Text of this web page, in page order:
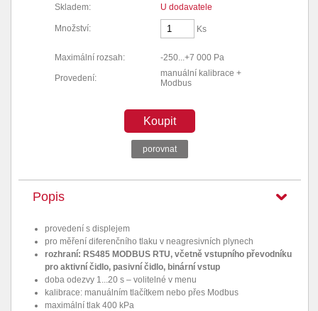
Skladem:
U dodavatele
Množství: Ks
Maximální rozsah: -250...+7 000 Pa
Provedení:
manuální kalibrace +
Modbus
Koupit
porovnat
Popis
provedení s displejem
pro měření diferenčního tlaku v neagresivních plynech
rozhraní: RS485 MODBUS RTU, včetně vstupního převodníku
pro aktivní čidlo, pasivní čidlo, binární vstup
doba odezvy 1...20 s – volitelné v menu
kalibrace: manuálním tlačítkem nebo přes Modbus
maximální tlak 400 kPa